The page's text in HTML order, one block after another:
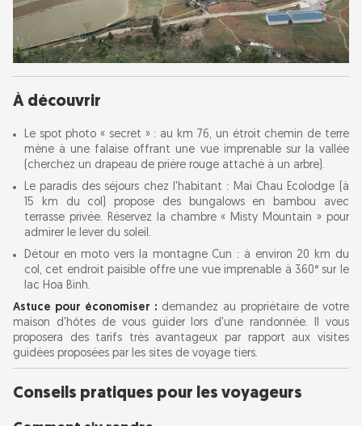
À découvrir
Le spot photo « secret » : au km 76, un étroit chemin de terre
mène à une falaise offrant une vue imprenable sur la vallée
(cherchez un drapeau de prière rouge attaché à un arbre).
Le paradis des séjours chez l'habitant : Mai Chau Ecolodge (à
15 km du col) propose des bungalows en bambou avec
terrasse privée. Réservez la chambre « Misty Mountain » pour
admirer le lever du soleil.
Détour en moto vers la montagne Cun : à environ 20 km du
col, cet endroit paisible offre une vue imprenable à 360° sur le
lac Hoa Binh.
Astuce pour économiser :demandez au propriétaire de votre
maison d'hôtes de vous guider lors d'une randonnée. Il vous
proposera des tarifs très avantageux par rapport aux visites
guidées proposées par les sites de voyage tiers.
Conseils pratiques pour les voyageurs